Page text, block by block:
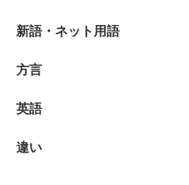
新語・ネット用語
方言
英語
違い